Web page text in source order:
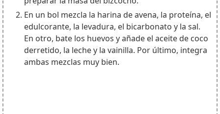
En un bol mezcla la harina de avena, la proteína, el
edulcorante, la levadura, el bicarbonato y la sal.
En otro, bate los huevos y añade el aceite de coco
derretido, la leche y la vainilla. Por último, integra
ambas mezclas muy bien.